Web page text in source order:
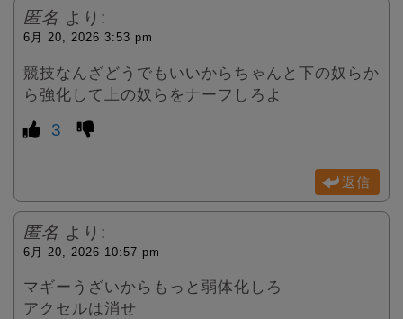
匿名 より:
6月 20, 2026 3:53 pm
競技なんざどうでもいいからちゃんと下の奴らか
ら強化して上の奴らをナーフしろよ
3
返信
匿名 より:
6月 20, 2026 10:57 pm
マギーうざいからもっと弱体化しろ
アクセルは消せ